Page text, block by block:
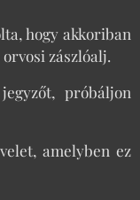
hogy akkoriban
zászlóalj.
próbáljon
amelyben ez